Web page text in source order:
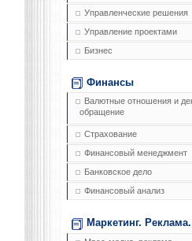
Управленческие решения
Управление проектами
Бизнес
Финансы
Валютные отношения и
обращение
Страхование
Финансовый менеджмент
Банковское дело
Финансовый анализ
Маркетинг.